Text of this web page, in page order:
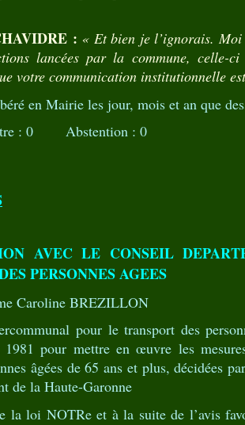
: « Et bien je l’ignorais.
lancées par la commune, celle-ci
votre communication institutionnelle
en Mairie les jour, mois et an que
: 0 Abstention : 0
AVEC LE CONSEIL
PERSONNES AGEES
Caroline BREZILLON
pour le transport des
pour mettre en œuvre les
âgées de 65 ans et plus, décidées
de la Haute-Garonne
la loi NOTRe et à la suite de l’avis